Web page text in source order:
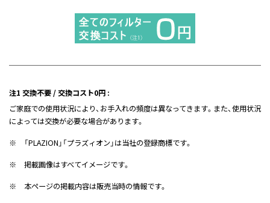
注1 交換不要 / 交換コスト0円 :
ご家庭での使用状況により、お手入れの頻度は異なってきます。また、使用状況
によっては交換が必要な場合があります。
※
「PLAZION」「プラズィオン」は当社の登録商標です。
※
掲載画像はすべてイメージです。
※
本ページの掲載内容は販売当時の情報です。